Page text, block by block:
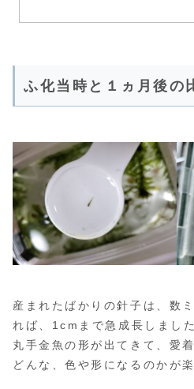
ふ化当時と１ヵ月後の
産まれたばかりの針子は、数
れば、1cmまで急成長しました
丸手金魚の形が出てきて、愛
どんな、色や形になるのかが